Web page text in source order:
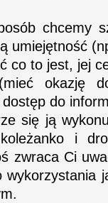
chcemy
umiejętność
co to jest, jej
okazję
do
się ją
i
zwraca Ci